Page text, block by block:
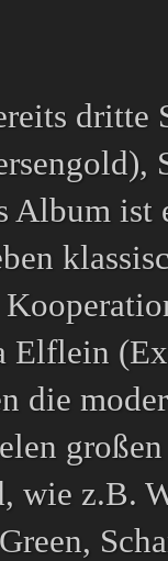
Album
Elflein
die
wie z.B.